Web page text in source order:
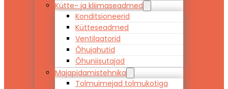
Kütte- ja kliimaseadmed
Konditsioneerid
Kütteseadmed
Ventilaatorid
Õhujahutid
Õhuniisutajad
Majapidamistehnika
Tolmuimejad tolmukotiga